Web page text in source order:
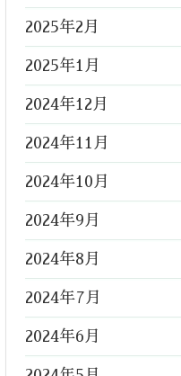
2025年2月
2025年1月
2024年12月
2024年11月
2024年10月
2024年9月
2024年8月
2024年7月
2024年6月